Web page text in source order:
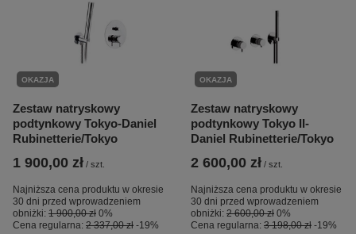
OKAZJA
Zestaw natryskowy
podtynkowy Tokyo-Daniel
Rubinetterie/Tokyo
1 900,00 zł / szt.
Najniższa cena produktu w okresie
30 dni przed wprowadzeniem
obniżki: 1 900,00 zł 0%
Cena regularna: 2 337,00 zł -19%
OKAZJA
Zestaw natryskowy
podtynkowy Tokyo II-
Daniel Rubinetterie/Tokyo
2 600,00 zł / szt.
Najniższa cena produktu w okresie
30 dni przed wprowadzeniem
obniżki: 2 600,00 zł 0%
Cena regularna: 3 198,00 zł -19%